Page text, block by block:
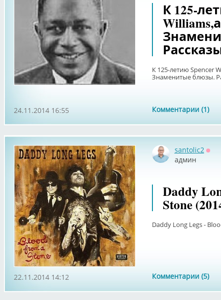
К 125-
К 125-летию Spencer
Знаменитые блюзы.
Комментарии (1)
24.11.2014 16:55
santolic2
админ
Daddy
Stone
Daddy Long Legs -
Комментарии (5)
22.11.2014 14:12